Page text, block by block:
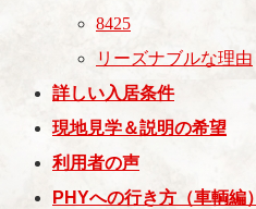
8425
リーズナブルな理由
詳しい入居条件
現地見学＆説明の希望
利用者の声
PHYへの行き方（車輌編）